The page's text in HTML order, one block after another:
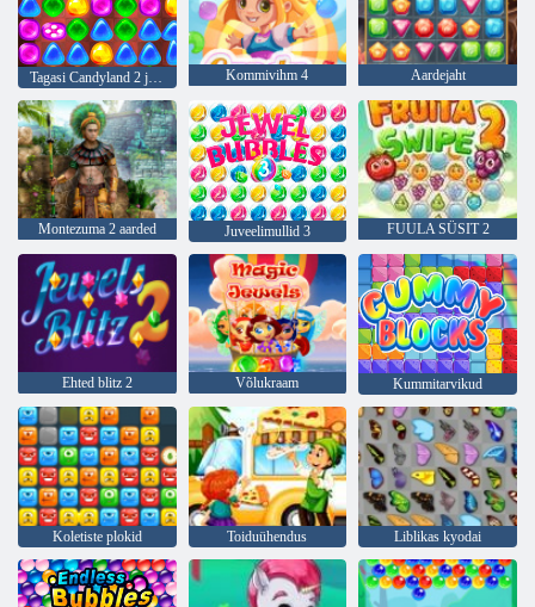
Tagasi Candyland 2 juurde Kommivihm 4 Aardejaht
Montezuma 2 aarded Juveelimullid 3 FUULA SÜSIT 2
Ehted blitz 2 Võlukraam Kummitarvikud
Koletiste plokid Toiduühendus Liblikas kyodai